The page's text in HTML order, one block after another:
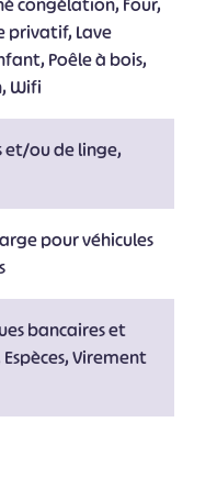
privatif, Lave
Poêle à bois,
Wifi
et/ou de linge,
pour véhicules
bancaires et
Virement